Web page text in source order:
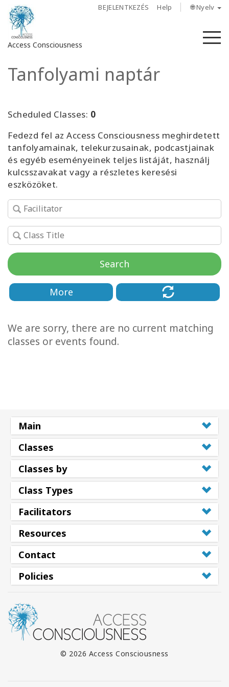
BEJELENTKEZÉS Help 🌐 Nyelv
Access Consciousness
Bejelentkezés
Access
Bars
Régiók
Tanfolyamok
Facilitators
Tanfolyami naptár
Scheduled Classes: 0
Fedezd fel az Access Consciousness meghirdetett
tanfolyamainak, telekurzusainak, podcastjainak
és egyéb eseményeinek teljes listáját, használj
kulcsszavakat vagy a részletes keresési
eszközöket.
Search
More
We are sorry, there are no current matching
classes or events found.
Main
Classes
Classes by
Class Types
Facilitators
Resources
Contact
Policies
© 2026 Access Consciousness